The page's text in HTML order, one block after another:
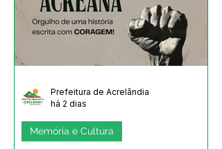
Memória e Cultura
Prefeitura de Acrelândia
há 2 dias